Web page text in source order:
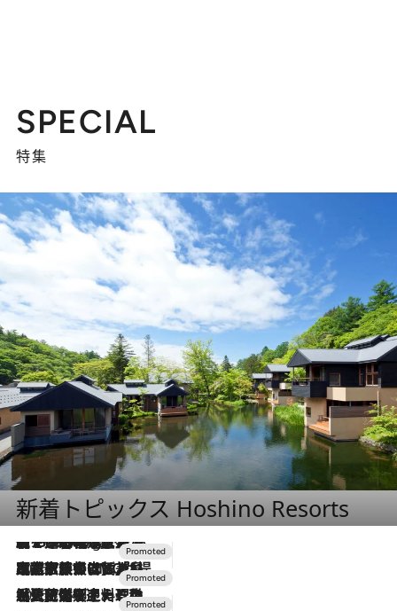
SPECIAL
特集
新着トピックス Hoshino Resorts
1 Hour Ago
【トンボの足水浴】ヒノキの香りに包まれて涼感マックス！約13℃の湧水かけ流しを避暑地「星野温泉 トンボの湯」で体験
2026.7.31
【ホテル帰省】という選択肢をOMOが提案。家族とほどよい距離を保つには「昼は実家、夜は気兼ねなくホテルで！」
2026.7.24
【夏限定ディナーコース】旬を迎える稚鮎や花ズッキーニなどをイタリア・トスカーナの郷土料理の手法で満喫！